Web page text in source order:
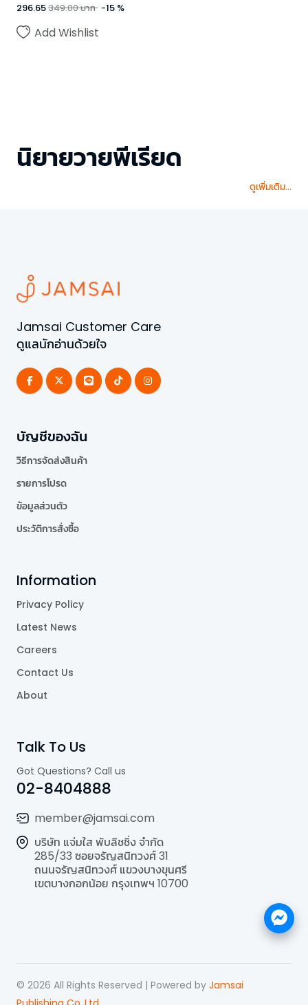
296.65349.00บาท -15 %
Add Wishlist
นิยายวายพีเรียด
ดูเพิ่มเติม...
Jamsai Customer Care
ดูแลนักอ่านด้วยใจ
บัญชีของฉัน
วิธีการจัดส่งสินค้า
รายการโปรด
ข้อมูลส่วนตัว
ประวัติการสั่งซื้อ
Information
Privacy Policy
Latest News
Careers
Contact Us
About
Talk To Us
Got Questions? Call us
02-8404888
member@jamsai.com
บริษัท แจ่มใส พับลิชชิ่ง จำกัด
285/33 ซอยจรัญสนิทวงศ์ 31
ถนนจรัญสนิทวงศ์ แขวงบางขุนศรี
เขตบางกอกน้อย กรุงเทพฯ 10700
© 2026 All Rights Reserved | Powered by Jamsai